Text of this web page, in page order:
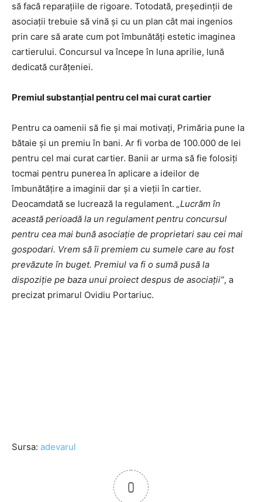
să facă reparaţiile de rigoare. Totodată, preşedinţii de
asociaţii trebuie să vină şi cu un plan cât mai ingenios
prin care să arate cum pot îmbunătăţi estetic imaginea
cartierului. Concursul va începe în luna aprilie, lună
dedicată curăţeniei.
Premiul substanţial pentru cel mai curat cartier
Pentru ca oamenii să fie şi mai motivaţi, Primăria pune la
bătaie şi un premiu în bani. Ar fi vorba de 100.000 de lei
pentru cel mai curat cartier. Banii ar urma să fie folosiţi
tocmai pentru punerea în aplicare a ideilor de
îmbunătăţire a imaginii dar şi a vieţii în cartier.
Deocamdată se lucrează la regulament. „Lucrăm în
această perioadă la un regulament pentru concursul
pentru cea mai bună asociaţie de proprietari sau cei mai
gospodari. Vrem să îi premiem cu sumele care au fost
prevăzute în buget. Premiul va fi o sumă pusă la
dispoziţie pe baza unui proiect despus de asociaţii”, a
precizat primarul Ovidiu Portariuc.
Sursa: adevarul
0